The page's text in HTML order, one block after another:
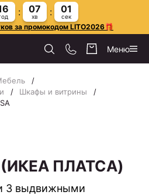
07
хв
01
сек
за промокодом LITO2026🎁
Меню
Шкафы и витрины
(ИКЕА ПЛАТСА)
3 выдвижными